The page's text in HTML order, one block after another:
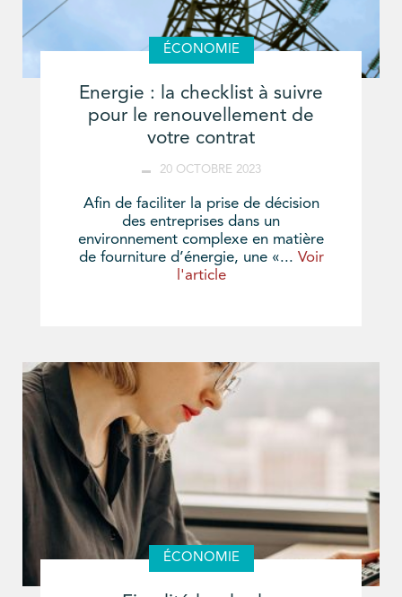
ÉCONOMIE
Energie : la checklist à suivre
pour le renouvellement de
votre contrat
20 OCTOBRE 2023
Afin de faciliter la prise de décision
des entreprises dans un
environnement complexe en matière
de fourniture d’énergie, une «... Voir
l'article
ÉCONOMIE